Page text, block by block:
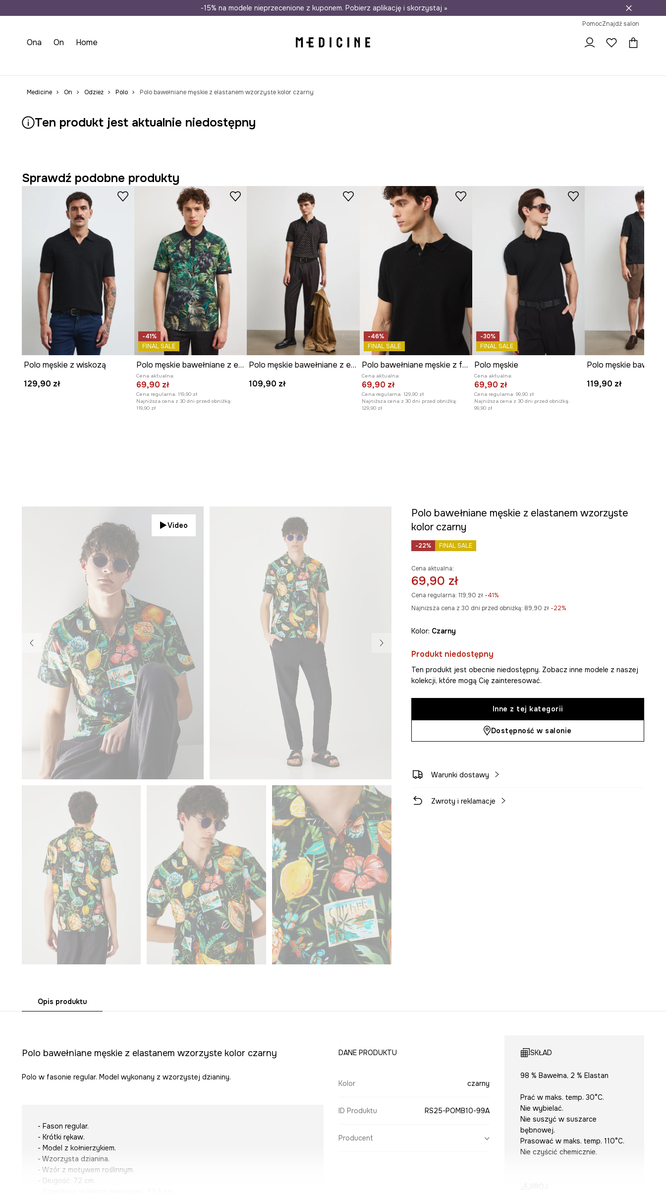
Wysyłka nawet w 24h Darmowa dostawa do salonów 30 dni na zwrot
-15% na modele nieprzecenione z kuponem. Pobierz aplikację i skorzystaj »
PomocZnajdź salon
Ona On Home
Medicine On Odzież Polo Polo bawełniane męskie z elastanem wzorzyste kolor czarny
Ten produkt jest aktualnie niedostępny
Sprawdź podobne produkty
Polo męskie z wiskozą
129,90 zł
-41%
FINAL SALE
Polo męskie bawełniane z elastanem
Cena aktualna:
69,90 zł
Cena regularna: 119,90 zł
Najniższa cena z 30 dni przed obniżką:
119,90 zł
Polo męskie bawełniane z elastanem
109,90 zł
-46%
FINAL SALE
Polo bawełniane męskie z fakturą
Cena aktualna:
69,90 zł
Cena regularna: 129,90 zł
Najniższa cena z 30 dni przed obniżką:
129,90 zł
-30%
FINAL SALE
Polo męskie
Cena aktualna:
69,90 zł
Cena regularna: 99,90 zł
Najniższa cena z 30 dni przed obniżką:
99,90 zł
119,90 zł
Video
Polo bawełniane męskie z elastanem wzorzyste
kolor czarny
-22% FINAL SALE
Cena aktualna:
69,90 zł
Cena regularna: 119,90 zł-41%
Najniższa cena z 30 dni przed obniżką: 89,90 zł -22%
Kolor: czarny
Produkt niedostępny
Ten produkt jest obecnie niedostępny. Zobacz inne modele z naszej
kolekcji, które mogą Cię zainteresować.
Inne z tej kategorii
Dostępność w salonie
Warunki dostawy
Zwroty i reklamacje
Opis produktu
Polo bawełniane męskie z elastanem wzorzyste kolor czarny
Polo w fasonie regular. Model wykonany z wzorzystej dzianiny.
- Fason regular.
- Krótki rękaw.
- Model z kołnierzykiem.
- Wzorzysta dzianina.
- Wzór z motywem roślinnym.
- Długość: 72 cm.
DANE PRODUKTU
Kolor czarny
ID Produktu RS25-POMB10-99A
Producent
SKŁAD
98 % Bawełna, 2 % Elastan
Prać w maks. temp. 30°C.
Nie wybielać.
Nie suszyć w suszarce
bębnowej.
Prasować w maks. temp. 110°C.
Nie czyścić chemicznie.